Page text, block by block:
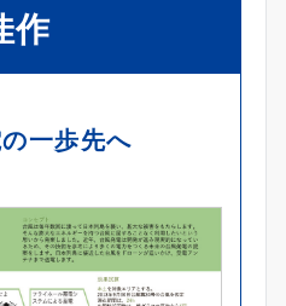
作
一歩先へ